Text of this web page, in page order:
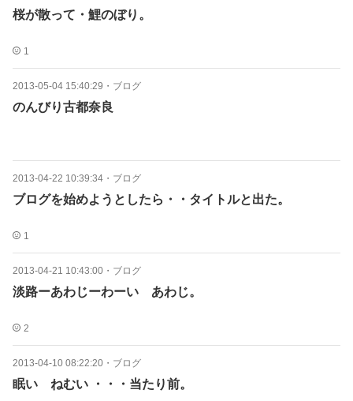
桜が散って・鯉のぼり。
1
2013-05-04 15:40:29 ・ ブログ
のんびり古都奈良
2013-04-22 10:39:34 ・ ブログ
ブログを始めようとしたら・・タイトルと出た。
1
2013-04-21 10:43:00 ・ ブログ
淡路ーあわじーわーい あわじ。
2
2013-04-10 08:22:20 ・ ブログ
眠い ねむい ・・・当たり前。